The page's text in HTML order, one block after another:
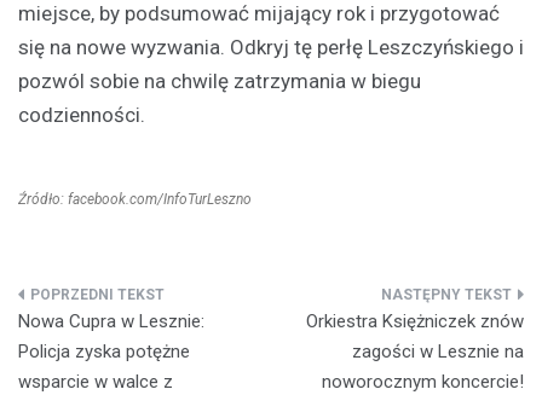
miejsce, by podsumować mijający rok i przygotować
się na nowe wyzwania. Odkryj tę perłę Leszczyńskiego i
pozwól sobie na chwilę zatrzymania w biegu
codzienności.
Źródło: facebook.com/InfoTurLeszno
Nawigacja
wpisu
Nowa Cupra w Lesznie:
Policja zyska potężne
wsparcie w walce z
Orkiestra Księżniczek znów
zagości w Lesznie na
noworocznym koncercie!